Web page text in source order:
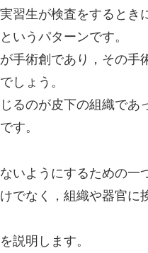
習生が検査をするとき
いうパターンです。
手術創であり，その手
しょう。
るのが皮下の組織で
す。
いようにするための一
でなく，組織や器官に
説明します。